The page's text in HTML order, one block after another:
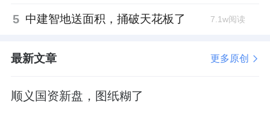
5 中建智地送面积，捅破天花板了 7.1w阅读
最新文章 更多原创
顺义国资新盘，图纸糊了